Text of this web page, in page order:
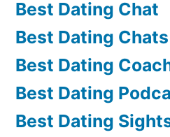
Best Dating Chat
Best Dating Chats
Best Dating
Best Dating
Best Dating